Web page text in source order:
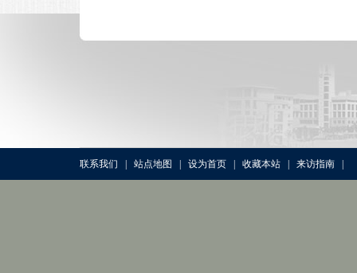
联系我们 站点地图 设为首页 收藏本站 来访指南